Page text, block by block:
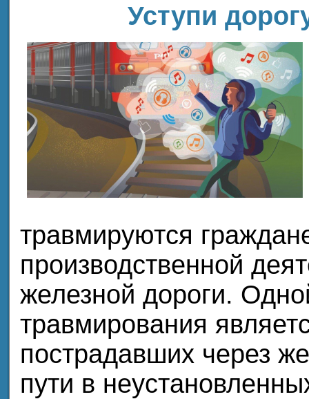
Уступи
травмируются
производственной
железной дороги.
травмирования
пострадавших через
пути в